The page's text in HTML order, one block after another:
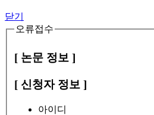
닫기
오류접수
[ 논문 정보 ]
[ 신청자 정보 ]
아이디